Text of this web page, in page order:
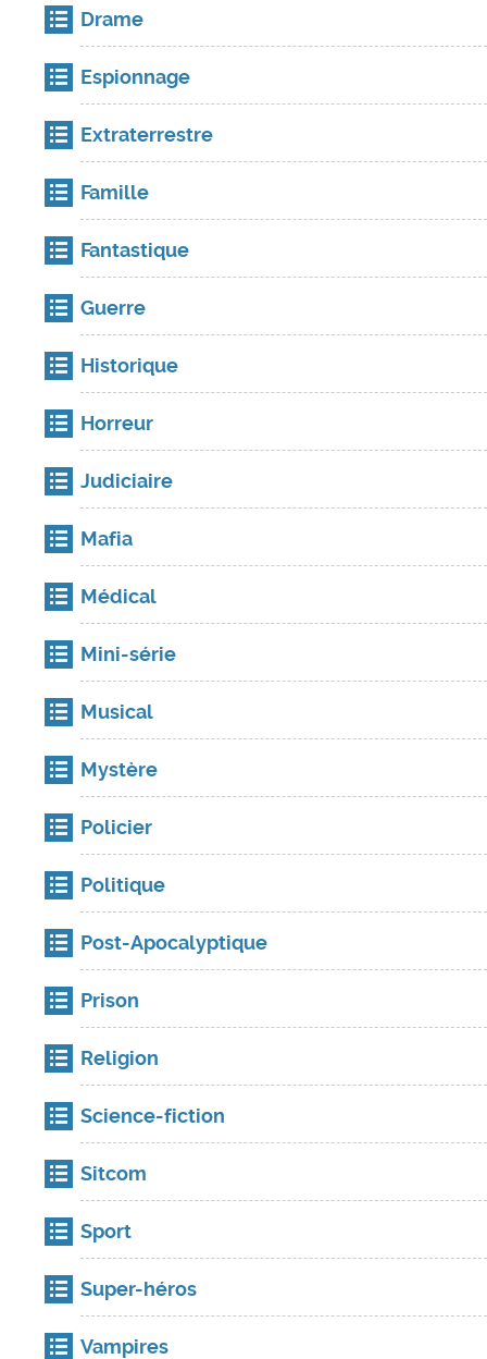
Drame
Espionnage
Extraterrestre
Famille
Fantastique
Guerre
Historique
Horreur
Judiciaire
Mafia
Médical
Mini-série
Musical
Mystère
Policier
Politique
Post-Apocalyptique
Prison
Religion
Science-fiction
Sitcom
Sport
Super-héros
Vampires